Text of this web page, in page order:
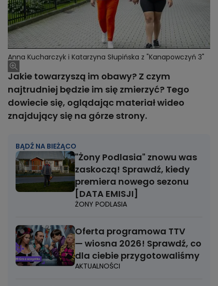
Anna Kucharczyk i Katarzyna Słupińska z "Kanapowczyń 3"
Jakie towarzyszą im obawy? Z czym
najtrudniej będzie im się zmierzyć? Tego
dowiecie się, oglądając materiał wideo
znajdujący się na górze strony.
BĄDŹ NA BIEŻĄCO
"Żony Podlasia" znowu was
zaskoczą! Sprawdź, kiedy
premiera nowego sezonu
[DATA EMISJI]
ŻONY PODLASIA
Oferta programowa TTV
— wiosna 2026! Sprawdź, co
dla ciebie przygotowaliśmy
AKTUALNOŚCI